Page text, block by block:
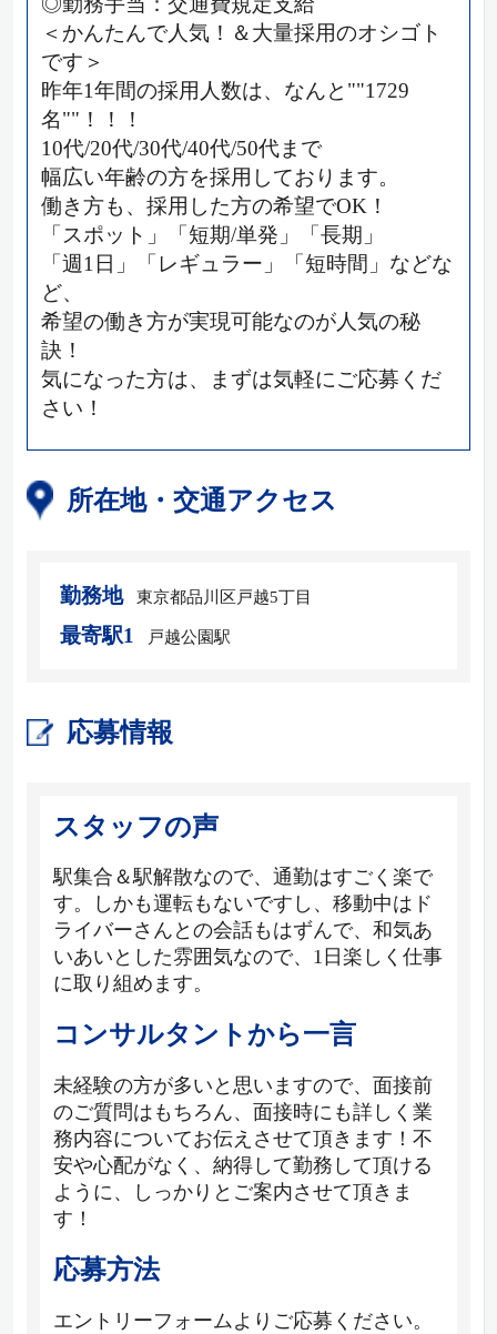
＜かんたんで人気！＆大量採用のオシゴト
です＞
昨年1年間の採用人数は、なんと""1729
名""！！！
10代/20代/30代/40代/50代まで
幅広い年齢の方を採用しております。
働き方も、採用した方の希望でOK！
「スポット」「短期/単発」「長期」
「週1日」「レギュラー」「短時間」などな
ど、
希望の働き方が実現可能なのが人気の秘
訣！
気になった方は、まずは気軽にご応募くだ
さい！
所在地・交通アクセス
勤務地 東京都品川区戸越5丁目
最寄駅1 戸越公園駅
応募情報
スタッフの声
駅集合＆駅解散なので、通勤はすごく楽で
す。しかも運転もないですし、移動中はド
ライバーさんとの会話もはずんで、和気あ
いあいとした雰囲気なので、1日楽しく仕事
に取り組めます。
コンサルタントから一言
未経験の方が多いと思いますので、面接前
のご質問はもちろん、面接時にも詳しく業
務内容についてお伝えさせて頂きます！不
安や心配がなく、納得して勤務して頂ける
ように、しっかりとご案内させて頂きま
す！
応募方法
エントリーフォームよりご応募ください。